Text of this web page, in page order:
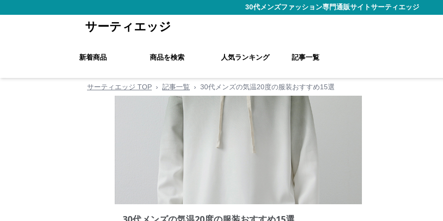
30代メンズファッション専門通販サイトサーティエッジ
サーティエッジ
新着商品 商品を検索 人気ランキング 記事一覧
サーティエッジ TOP › 記事一覧 › 30代メンズの気温20度の服装おすすめ15選